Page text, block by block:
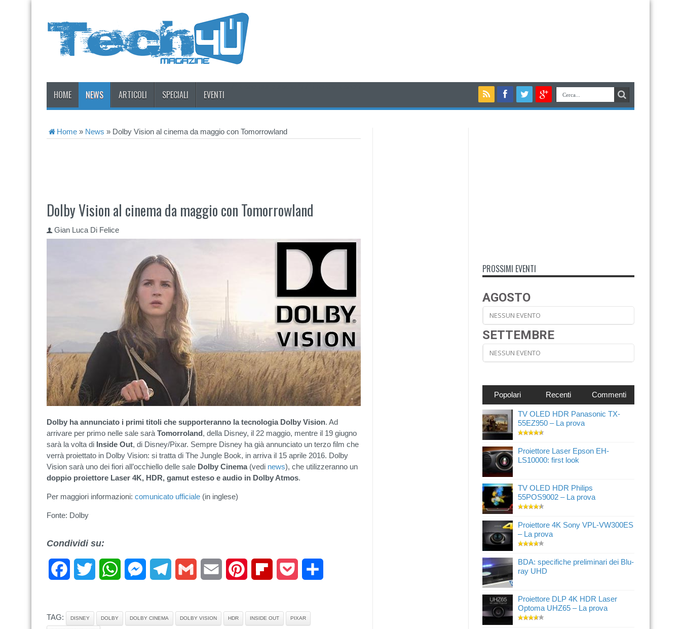
HOME NEWS ARTICOLI SPECIALI EVENTI
Home » News » Dolby Vision al cinema da maggio con Tomorrowland
Dolby Vision al cinema da maggio con Tomorrowland
Gian Luca Di Felice
Dolby ha annunciato i primi titoli che supporteranno la tecnologia Dolby Vision. Ad
arrivare per primo nelle sale sarà Tomorroland, della Disney, il 22 maggio, mentre il 19 giugno
sarà la volta di Inside Out, di Disney/Pixar. Sempre Disney ha già annunciato un terzo film che
verrà proiettato in Dolby Vision: si tratta di The Jungle Book, in arriva il 15 aprile 2016. Dolby
Vision sarà uno dei fiori all’occhiello delle sale Dolby Cinema(vedi news), che utilizzeranno un
doppio proiettore Laser 4K, HDR, gamut esteso e audio in Dolby Atmos.
Per maggiori informazioni: comunicato ufficiale (in inglese)
Fonte: Dolby
Condividi su:
FacebookTwitter WhatsAppMessengerTelegramGmail Email Pinterest FlipboardPocket
TAG: DISNEY DOLBY DOLBY CINEMA DOLBY VISION HDR INSIDE OUT PIXAR
PROSSIMI EVENTI
AGOSTO
NESSUN EVENTO
SETTEMBRE
NESSUN EVENTO
Popolari Recenti Commenti
TV OLED HDR Panasonic TX-
55EZ950 – La prova
Proiettore Laser Epson EH-
LS10000: first look
TV OLED HDR Philips
55POS9002 – La prova
Proiettore 4K Sony VPL-VW300ES
– La prova
BDA: specifiche preliminari dei Blu-
ray UHD
Proiettore DLP 4K HDR Laser
Optoma UHZ65 – La prova